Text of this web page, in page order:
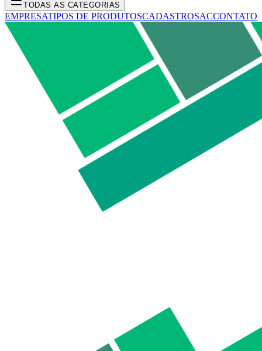
TODAS AS CATEGORIAS
EMPRESATIPOS DE PRODUTOSCADASTROSACCONTATO